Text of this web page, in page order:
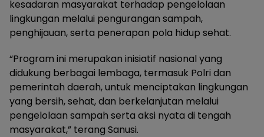
kesadaran masyarakat terhadap pengelolaan
lingkungan melalui pengurangan sampah,
penghijauan, serta penerapan pola hidup sehat.
“Program ini merupakan inisiatif nasional yang
didukung berbagai lembaga, termasuk Polri dan
pemerintah daerah, untuk menciptakan lingkungan
yang bersih, sehat, dan berkelanjutan melalui
pengelolaan sampah serta aksi nyata di tengah
masyarakat,” terang Sanusi.